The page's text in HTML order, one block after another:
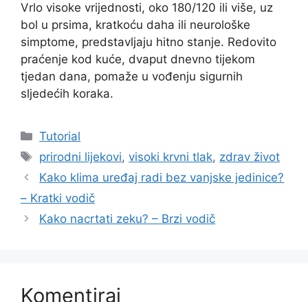
Vrlo visoke vrijednosti, oko 180/120 ili više, uz
bol u prsima, kratkoću daha ili neurološke
simptome, predstavljaju hitno stanje. Redovito
praćenje kod kuće, dvaput dnevno tijekom
tjedan dana, pomaže u vođenju sigurnih
sljedećih koraka.
Kategorije
Tutorial
Oznake
prirodni lijekovi,visoki krvni tlak, zdrav život
Kako klima uređaj radi bez vanjske jedinice?
– Kratki vodič
Kako nacrtati zeku? – Brzi vodič
Komentiraj